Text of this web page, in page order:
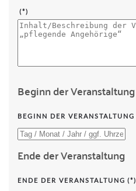
(*)
Beginn der Veranstaltung
BEGINN DER VERANSTALTUNG
Ende der Veranstaltung
ENDE DER VERANSTALTUNG (*)